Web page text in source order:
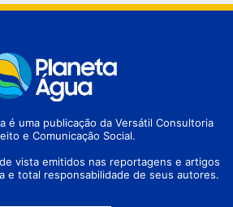
é uma publicação da Versátil Consultoria
e Comunicação Social.
vista emitidos nas reportagens e artigos
e total responsabilidade de seus autores.